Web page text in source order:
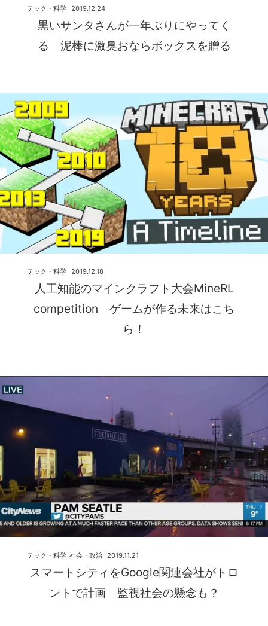
黒いサンタさんが一年ぶりにやってく
る 泥棒に激臭おならボックスを贈る
2019.12.24
テック・科学
人工知能のマインクラフト大会MineRL
competition ゲームが作る未来はこち
ら！
2019.12.18
テック・科学
スマートシティをGoogle関連会社がトロ
ントで計画 監視社会の懸念も？
2019.11.21
テック・科学 社会・政治